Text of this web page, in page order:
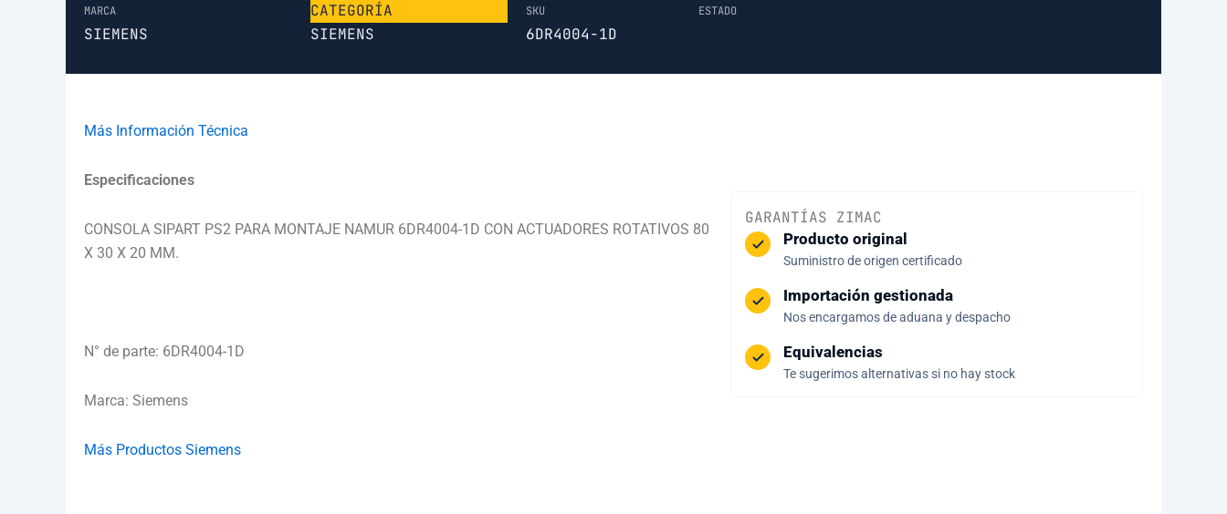
MARCA
SIEMENS
CATEGORÍA
SIEMENS
SKU
6DR4004-1D
ESTADO
Más Información Técnica
Especificaciones
CONSOLA SIPART PS2 PARA MONTAJE NAMUR 6DR4004-1D CON ACTUADORES ROTATIVOS 80
X 30 X 20 MM.
N° de parte: 6DR4004-1D
Marca: Siemens
Más Productos Siemens
GARANTÍAS ZIMAC
Producto original
Suministro de origen certificado
Importación gestionada
Nos encargamos de aduana y despacho
Equivalencias
Te sugerimos alternativas si no hay stock